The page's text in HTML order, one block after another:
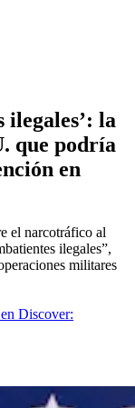
ilegales’: la
que podría
en
el narcotráfico al
ilegales”,
militares
Discover: